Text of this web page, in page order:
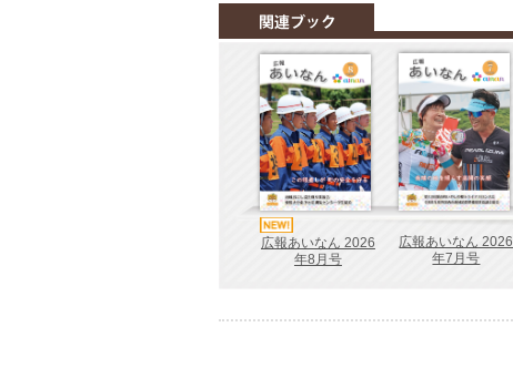
広報あいなん 2026
年8月号
広報あいなん 2026
年7月号